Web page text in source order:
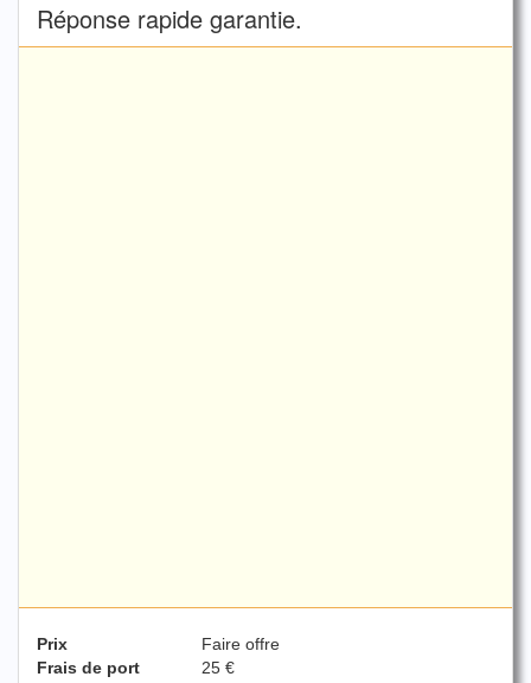
Réponse rapide garantie.
Prix
Faire offre
Frais de port
25 €